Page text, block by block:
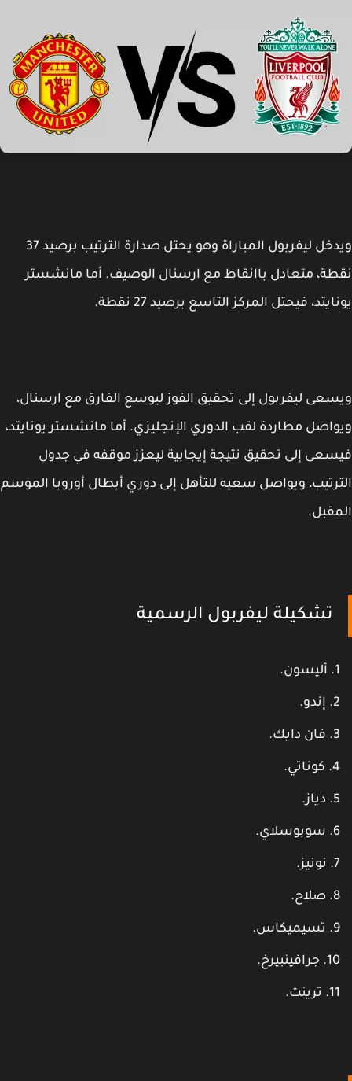
ويدخل ليفربول المباراة وهو يحتل صدارة الترتيب برصيد 37
متعادل باانقاط مع ارسنال الوصيف. أما مانشستر
فيحتل المركز التاسع برصيد 27 نقطة.
ليفربول إلى تحقيق الفوز ليوسع الفارق مع ارسنال،
مطاردة لقب الدوري الإنجليزي. أما مانشستر يونايتد،
إلى تحقيق نتيجة إيجابية ليعزز موقفه في جدول
ويواصل سعيه للتأهل إلى دوري أبطال أوروبا الموسم
تشكيلة ليفربول الرسمية
أليسون.
إندو.
فان دايك.
كوناتي.
دياز.
سوبوسلاي.
نونيز.
صلاح.
تسيميكاس.
جرافينبيرخ.
ترينت.